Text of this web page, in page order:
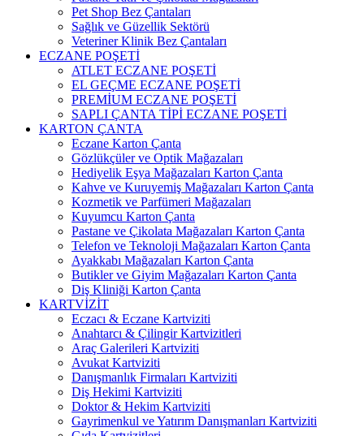
Pet Shop Bez Çantaları
Sağlık ve Güzellik Sektörü
Veteriner Klinik Bez Çantaları
ECZANE POŞETİ
ATLET ECZANE POŞETİ
EL GEÇME ECZANE POŞETİ
PREMİUM ECZANE POŞETİ
SAPLI ÇANTA TİPİ ECZANE POŞETİ
KARTON ÇANTA
Eczane Karton Çanta
Gözlükçüler ve Optik Mağazaları
Hediyelik Eşya Mağazaları Karton Çanta
Kahve ve Kuruyemiş Mağazaları Karton Çanta
Kozmetik ve Parfümeri Mağazaları
Kuyumcu Karton Çanta
Pastane ve Çikolata Mağazaları Karton Çanta
Telefon ve Teknoloji Mağazaları Karton Çanta
Ayakkabı Mağazaları Karton Çanta
Butikler ve Giyim Mağazaları Karton Çanta
Diş Kliniği Karton Çanta
KARTVİZİT
Eczacı & Eczane Kartviziti
Anahtarcı & Çilingir Kartvizitleri
Araç Galerileri Kartviziti
Avukat Kartviziti
Danışmanlık Firmaları Kartviziti
Diş Hekimi Kartviziti
Doktor & Hekim Kartviziti
Gayrimenkul ve Yatırım Danışmanları Kartviziti